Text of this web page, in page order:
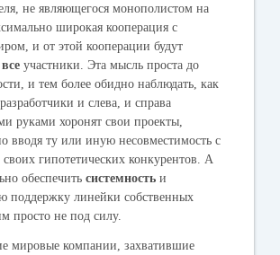
не являющегося монополистом на
широкая кооперация с
и от этой кооперации будут
все участники. Эта мысль проста до
и тем более обидно наблюдать, как
и слева, и справа
руками хоронят свои проекты,
вводя ту или иную несовместимость с
гипотетических конкурентов. А
обеспечитьсистемность и
поддержку линейки собственных
просто не под силу.
мировые компании, захватившие